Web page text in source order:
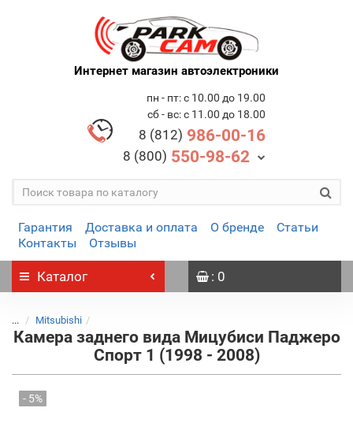
Интернет магазин автоэлектроники
пн - пт: с 10.00 до 19.00
сб - вс: с 11.00 до 18.00
8 (812) 986-00-16
8 (800) 550-98-62
Гарантия Доставка и оплата О бренде
Статьи
Контакты
Отзывы
Каталог : 0
... Mitsubishi
Камера заднего вида Мицубиси Паджеро
Спорт 1 (1998 - 2008)
- 5%